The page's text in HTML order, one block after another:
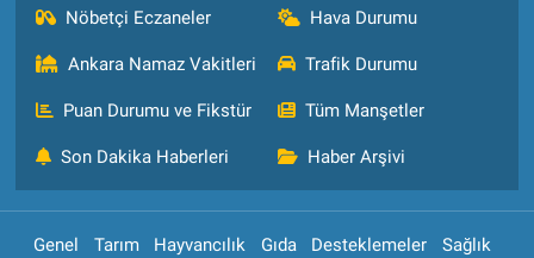
Nöbetçi Eczaneler Hava Durumu
Ankara Namaz Vakitleri Trafik Durumu
Puan Durumu ve Fikstür Tüm Manşetler
Son Dakika Haberleri Haber Arşivi
Genel Tarım Hayvancılık Gıda Desteklemeler
Sağlık